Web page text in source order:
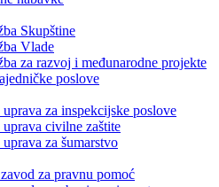
Skupštine
Vlade
za razvoj i međunarodne projekte
poslove
za inspekcijske poslove
civilne zaštite
za šumarstvo
za pravnu pomoć